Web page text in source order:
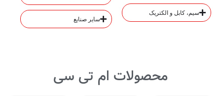
سیم، کابل و الکتریک
سایر صنایع
محصولات ام تی سی